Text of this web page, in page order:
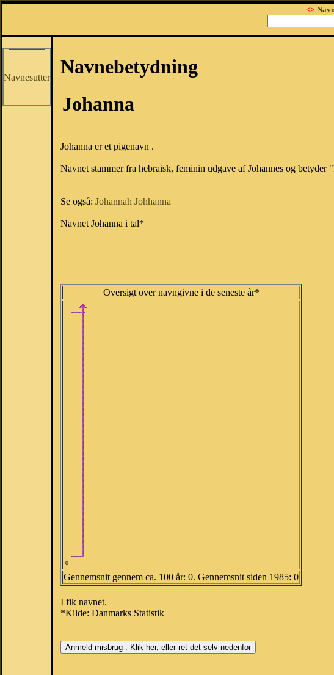
<>
Navnesutter
Navnebetydning
Johanna
Johanna er et pigenavn .
Navnet stammer fra hebraisk, feminin udgave af Johannes og betyder
Se også: Johannah Johhanna
Navnet Johanna i tal*
Oversigt over navngivne i de seneste år*
0
Gennemsnit gennem ca. 100 år: 0. Gennemsnit siden 1985: 0
I fik navnet.
*Kilde: Danmarks Statistik